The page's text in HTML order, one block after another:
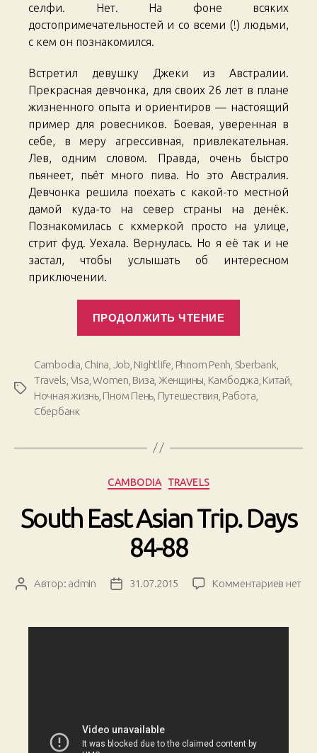
селфи. Нет. На фоне всяких
достопримечательностей и со всеми (!) людьми,
с кем он познакомился.
Встретил девушку Джеки из Австралии.
Прекрасная девчонка, для своих 26 лет в плане
жизненного опыта и ориентиров — настоящий
пример для ровесников. Боевая, уверенная в
себе, в меру агрессивная, привлекательная.
Лев, одним словом. Правда, очень быстро
пьянеет, пьёт много пива. Но это Австралия.
Девчонка решила поехать с какой-то местной
дамой куда-то на север страны на денёк.
Познакомилась с кхмеркой просто на улице,
стрит фуд. Уехала. Вернулась. Но я её так и не
застал, чтобы услышать об интересном
приключении.
ПРОДОЛЖИТЬ ЧТЕНИЕ
Asian
Trip.
Days
89-
Метки
Cambodia China Job Nightlife Phnom Penh Sberbank
Travels Visa ,Women Виза Женщины Камбоджа Китай
Ночная жизнь, Пном Пень Путешествия Работа
Сбербанк
Рубрики
CAMBODIA TRAVELS
South East Asian Trip. Days
84-88
АвторАвтор: admin
Дата31.07.2015 Комментариев к
East
нет